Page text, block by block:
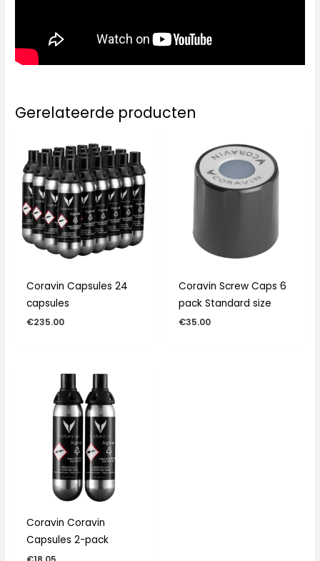
Gerelateerde producten
Coravin Capsules 24
capsules
€235.00
Coravin Screw Caps 6
pack Standard size
€35.00
Coravin Coravin
Capsules 2-pack